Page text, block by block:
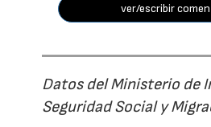
ver/escribir
Datos del Ministerio de
Seguridad Social y